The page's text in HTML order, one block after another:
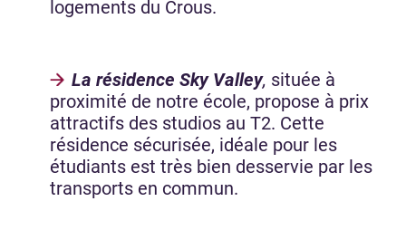
logements du Crous.
La résidence Sky Valley, située à
proximité de notre école, propose à prix
attractifs des studios au T2. Cette
résidence sécurisée, idéale pour les
étudiants est très bien desservie par les
transports en commun.